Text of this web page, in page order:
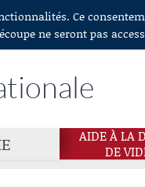
Ce
ne seront pas
AIDE À LA
DE